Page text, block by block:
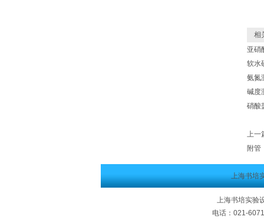
相
亚硝
软水
氨氮
碱度
硝酸
上一
附管
上海书培
上海书培实验
电话：021-